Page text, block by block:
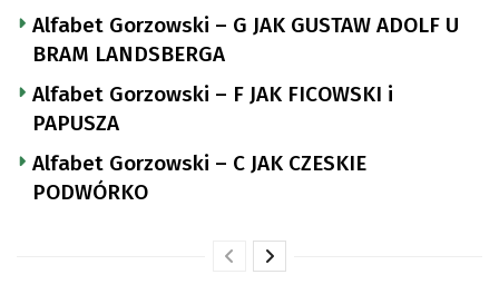
Alfabet Gorzowski – G JAK GUSTAW ADOLF U
BRAM LANDSBERGA
Alfabet Gorzowski – F JAK FICOWSKI i
PAPUSZA
Alfabet Gorzowski – C JAK CZESKIE
PODWÓRKO